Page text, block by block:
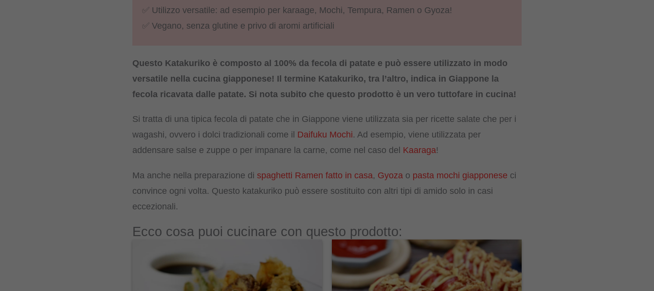
✅ Utilizzo versatile: ad esempio per karaage, Mochi, Tempura, Ramen o Gyoza!
✅ Vegano, senza glutine e privo di aromi artificiali
Questo Katakuriko è composto al 100% da fecola di patate e può essere utilizzato in modo
versatile nella cucina giapponese! Il termine Katakuriko, tra l’altro, indica in Giappone la
fecola ricavata dalle patate. Si nota subito che questo prodotto è un vero tuttofare in cucina!
Si tratta di una tipica fecola di patate che in Giappone viene utilizzata sia per ricette salate che per i
wagashi, ovvero i dolci tradizionali come il Daifuku Mochi. Ad esempio, viene utilizzata per
addensare salse e zuppe o per impanare la carne, come nel caso del Kaaraga!
Ma anche nella preparazione di spaghetti Ramen fatto in casa, Gyoza o pasta mochi giapponese ci
convince ogni volta. Questo katakuriko può essere sostituito con altri tipi di amido solo in casi
eccezionali.
Ecco cosa puoi cucinare con questo prodotto: